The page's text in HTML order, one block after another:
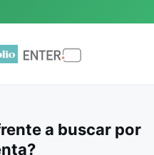
a buscar por